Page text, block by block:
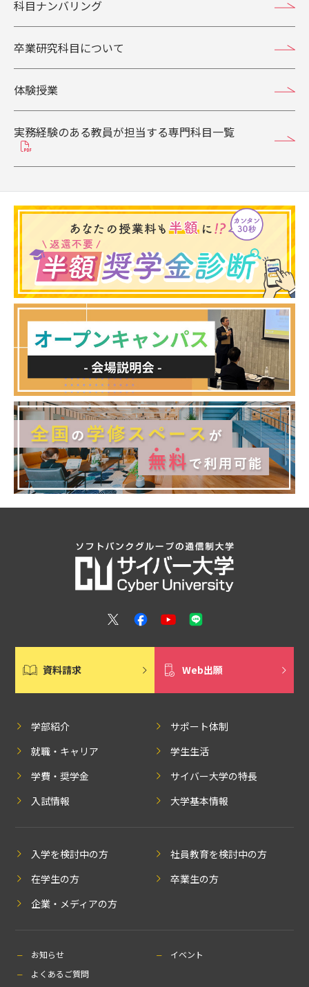
科目ナンバリング
卒業研究科目について
体験授業
実務経験のある教員が担当する専門科目一覧
資料請求 Web出願
学部紹介
サポート体制
就職・キャリア
学生生活
学費・奨学金
サイバー大学の特長
入試情報
大学基本情報
入学を検討中の方
社員教育を検討中の方
在学生の方
卒業生の方
企業・メディアの方
お知らせ
イベント
よくあるご質問